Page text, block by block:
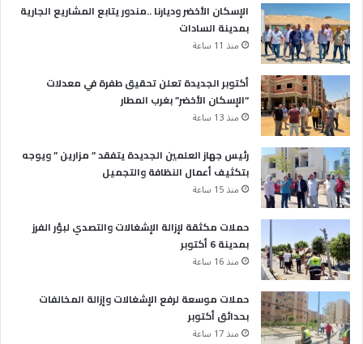
الإسكان الأخضر وديارنا ..مندور يتابع المشاريع الجارية
بمدينة السادات
منذ 11 ساعة
أكتوبر الجديدة تعلن تحقيق طفرة في معدلات
“الإسكان الأخضر” بغرب المطار
منذ 13 ساعة
رئيس جهاز العلمين الجديدة يتفقد ” مزارين ” ويوجه
بتكثيف أعمال النظافة والتجميل
منذ 15 ساعة
حملات مكثقة لإزالة الإشغالات والتصدي لبؤر الفرز
بمدينة 6 أكتوبر
منذ 16 ساعة
حملات موسعة لرفع الإشغالات وإزالة المخالفات
بحدائق أكتوبر
منذ 17 ساعة